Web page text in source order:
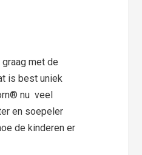
met de
is best uniek
nu veel
en soepeler
de kinderen er